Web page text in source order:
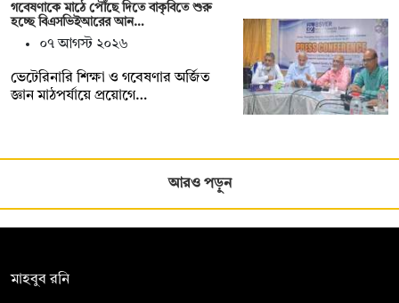
গবেষণাকে মাঠে পৌঁছে দিতে বাকৃবিতে শুরু
হচ্ছে বিএসভিইআরের আন…
০৭ আগস্ট ২০২৬
ভেটেরিনারি শিক্ষা ও গবেষণার অর্জিত
জ্ঞান মাঠপর্যায়ে প্রয়োগে…
আরও পড়ুন
মাহবুব রনি